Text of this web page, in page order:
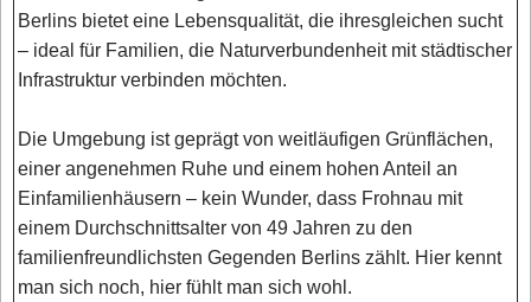
Berlins bietet eine Lebensqualität, die ihresgleichen sucht
– ideal für Familien, die Naturverbundenheit mit städtischer
Infrastruktur verbinden möchten.
Die Umgebung ist geprägt von weitläufigen Grünflächen,
einer angenehmen Ruhe und einem hohen Anteil an
Einfamilienhäusern – kein Wunder, dass Frohnau mit
einem Durchschnittsalter von 49 Jahren zu den
familienfreundlichsten Gegenden Berlins zählt. Hier kennt
man sich noch, hier fühlt man sich wohl.